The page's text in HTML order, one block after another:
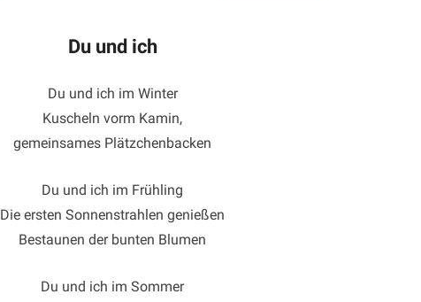
Du und ich
Du und ich im Winter
Kuscheln vorm Kamin,
gemeinsames Plätzchenbacken
Du und ich im Frühling
Die ersten Sonnenstrahlen genießen
Bestaunen der bunten Blumen
Du und ich im Sommer